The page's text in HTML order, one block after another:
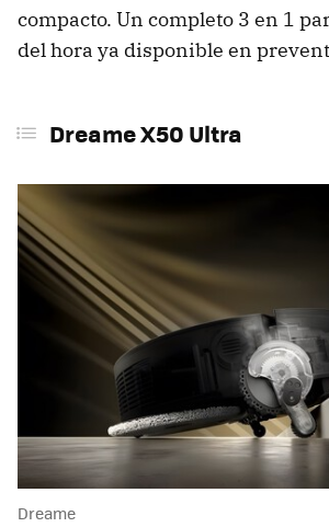
compacto. Un completo 3 en 1
del hora ya disponible en
Dreame X50 Ultra
Dreame